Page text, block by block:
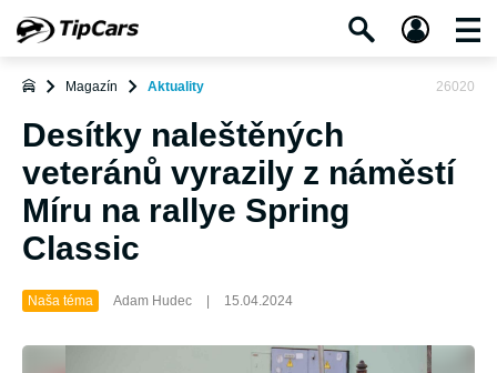
Magazín Aktuality 26020
Desítky naleštěných
veteránů vyrazily z náměstí
Míru na rallye Spring
Classic
Naša téma Adam Hudec 15.04.2024